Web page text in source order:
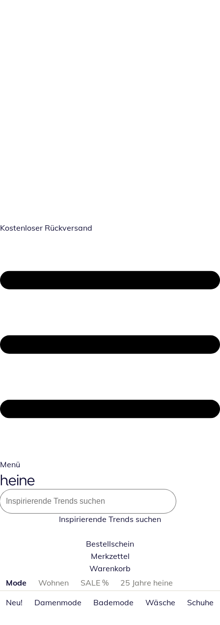
Kostenloser Rückversand
Menü
Inspirierende Trends suchen
Bestellschein
Merkzettel
Warenkorb
Produktkategorien überspringen
Mode Wohnen SALE %
25 Jahre heine
Neu!
Damenmode Bademode Wäsche Schuhe